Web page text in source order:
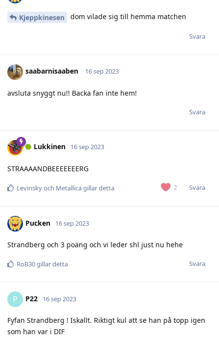
Kjeppkinesen dom vilade sig till hemma matchen
Svara
saabarnisaaben 16 sep 2023
avsluta snyggt nu!! Backa fan inte hem!
Svara
Lukkinen 16 sep 2023
STRAAAANDBEEEEEEERG
2 Svara
Levinskyoch Metallicagillar detta
Pucken 16 sep 2023
Strandberg och 3 poäng och vi leder shl just nu hehe
Svara
RoB30gillar detta
P P22 16 sep 2023
Fyfan Strandberg ! Iskallt. Riktigt kul att se han på topp igen
som han var i DIF